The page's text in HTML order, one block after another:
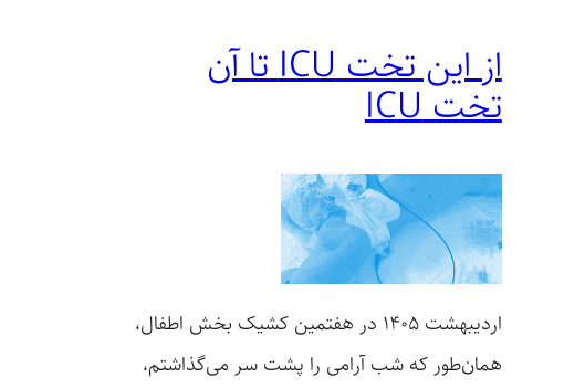
از این تخت ICU تا آن
تخت ICU
اردیبهشت 1405 در هفتمین کشیک بخش اطفال،
همان‌طور که شب آرامی را پشت سر می‌گذاشتم،